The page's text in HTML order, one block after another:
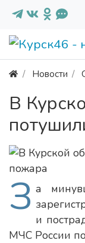
Новости
В
З а
и
МЧС России